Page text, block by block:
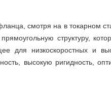
смотря на в токарном
структуру,
для низкоскоростных и
высокую ригидность,